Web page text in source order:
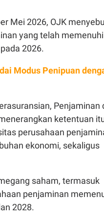
Mei 2026, OJK
yang telah memenuhi
2026.
Modus Penipuan
Penjaminan
ketentuan
perusahaan
ekonomi, sekaligus
saham, termasuk
penjaminan
2028.